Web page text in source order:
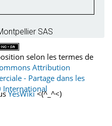
SAS
selon les termes de
Attribution
- Partage dans les
International
YesWiki<(^_^<)